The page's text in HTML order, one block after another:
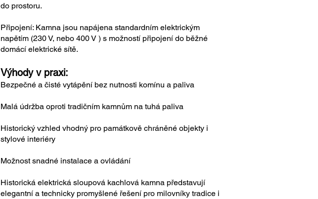
do prostoru.
Připojení: Kamna jsou napájena standardním elektrickým
napětím (230 V, nebo 400 V ) s možností připojení do běžné
domácí elektrické sítě.
Výhody v praxi:
Bezpečné a čisté vytápění bez nutnosti komínu a paliva
Malá údržba oproti tradičním kamnům na tuhá paliva
Historický vzhled vhodný pro památkově chráněné objekty i
stylové interiéry
Možnost snadné instalace a ovládání
Historická elektrická sloupová kachlová kamna představují
elegantní a technicky promyšlené řešení pro milovníky tradice i